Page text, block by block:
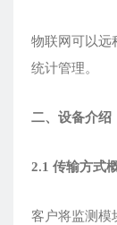
物联网可以远
统计管理。
二、设备介绍
2.1 传输方式
客户将监测模